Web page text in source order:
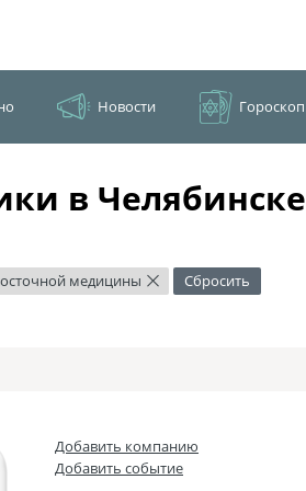
Новости Гороскоп
в Челябинске
медицины × Сбросить
Добавить компанию
Добавить событие